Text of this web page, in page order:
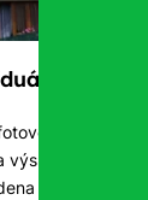
na klíč.